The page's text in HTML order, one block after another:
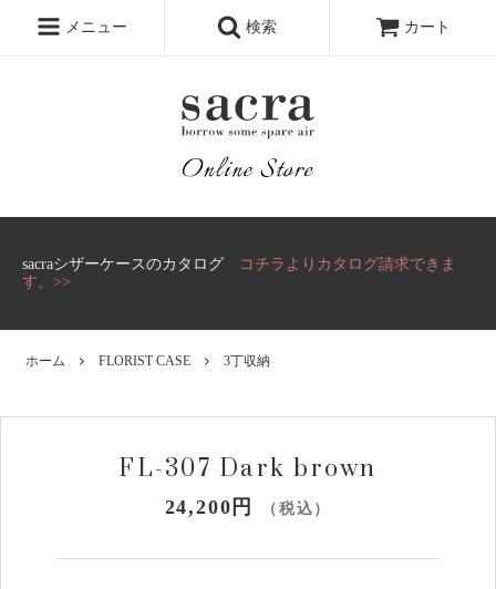
sacraシザーケースのカタログ
コチラよりカタログ請求できま
す。>>
メニュー 検索 カート
ホーム FLORIST CASE 3丁収納
FL-307 Dark brown
24,200円 （税込）